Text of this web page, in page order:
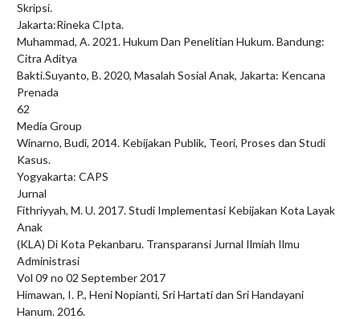
Skripsi.
Jakarta:Rineka CIpta.
Muhammad, A. 2021. Hukum Dan Penelitian Hukum. Bandung:
Citra Aditya
Bakti.Suyanto, B. 2020, Masalah Sosial Anak, Jakarta: Kencana
Prenada
62
Media Group
Winarno, Budi, 2014. Kebijakan Publik, Teori, Proses dan Studi
Kasus.
Yogyakarta: CAPS
Jurnal
Fithriyyah, M. U. 2017. Studi Implementasi Kebijakan Kota Layak
Anak
(KLA) Di Kota Pekanbaru. Transparansi Jurnal Ilmiah Ilmu
Administrasi
Vol 09 no 02 September 2017
Himawan, I. P., Heni Nopianti, Sri Hartati dan Sri Handayani
Hanum. 2016.